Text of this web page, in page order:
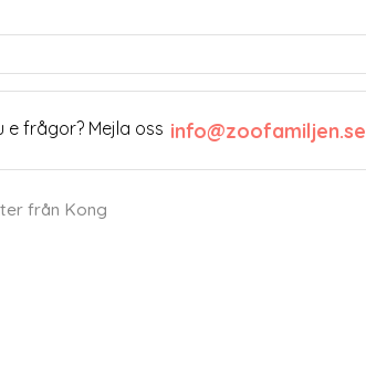
e frågor? Mejla oss info@zoofamiljen.se
från Kong